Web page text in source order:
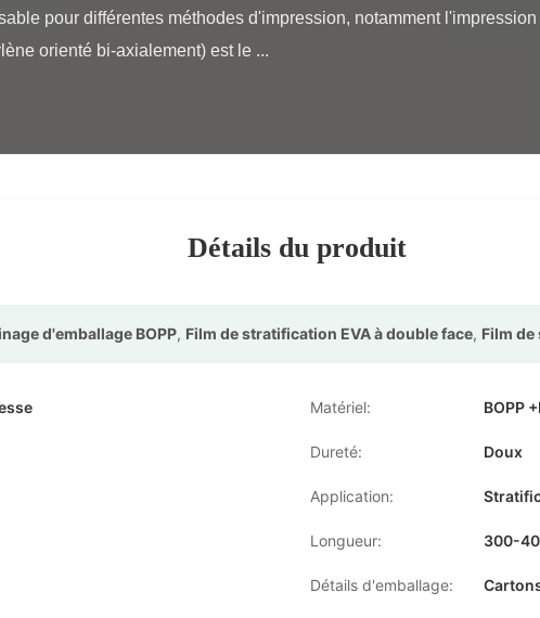
pour différentes méthodes d'impression, notamment
orienté bi-axialement) est le ...
Détails du produit
d'emballage BOPP, Film de stratification EVA à double face, Film
Matériel: BOPP
Dureté: Doux
Application:
Longueur: 300-
Détails d'emballage: